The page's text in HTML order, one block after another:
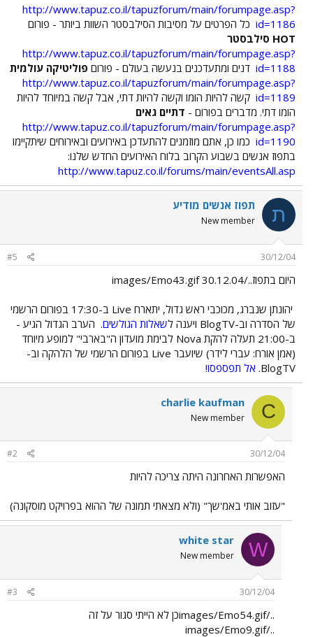
http://www.tapuz.co.il/tapuzforum/main/forumpage.asp?
id=1186 כל הפרטים על מסיבות הסילבסטר השוות ביותר - פורום
HOT סילבסטר
http://www.tapuz.co.il/tapuzforum/main/forumpage.asp?
id=1188 דנים ומתעדכנים בנעשה בעולם - פורום פוליטיקה עולמית
http://www.tapuz.co.il/tapuzforum/main/forumpage.asp?
id=1189 קשה להיות הומו וקשה להיות דתי, אבל קשה במיוחד להיות
הומו דתי. מדברים בפורום - דתיים גאים
http://www.tapuz.co.il/tapuzforum/main/forumpage.asp?
id=1190 כמו כן, אתם מוזמנים להתעדכן באירועים ובאירוחים שיתקיימו
בתפוז אנשים בשבוע הקרוב בלוח האירועים החדש שלנו:
http://www.tapuz.co.il/forums/main/eventsAll.asp
ת תפוז אנשים מודיע
New member
30/12/04
#5
היום בתפוז../images/Emo43.gif 30.12.04
יהונתן שנברג, מכוכבי ראש גדול, יתארח Live ב-17:30 בפורום הרשמי
של הסדרה וב-BlogTV ויענה ל
שאלות הגולשים. הערב הגדול הגיע -
ב-21:00 תעלה להקת Nova לבימת מועדון ה"בארבי" למופע מיוחד
(אמן אורח: עברי לידר) שיועבר Live בפורום הרשמי של הלהקה וב-
BlogTV. אל תפספסו!
C
charlie kaufman
New member
30/12/04
#2
האפשרות האחרונה היתה צריכה להיות
"עזוב אותי באמ'שך" (ולא מצאתי תמונה של ההוא בפרויקט מוסקונה)
W
white star
New member
30/12/04
#3
../images/Emo54.gifכן לא הייתי סגור על זה
../images/Emo9.gif